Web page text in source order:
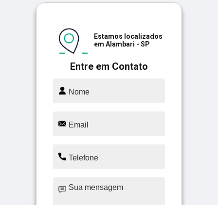
Entre em Contato
Estamos localizados
em Alambari - SP